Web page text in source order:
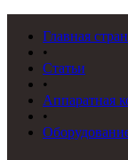
Главная
•
Статьи
•
Аппаратная
•